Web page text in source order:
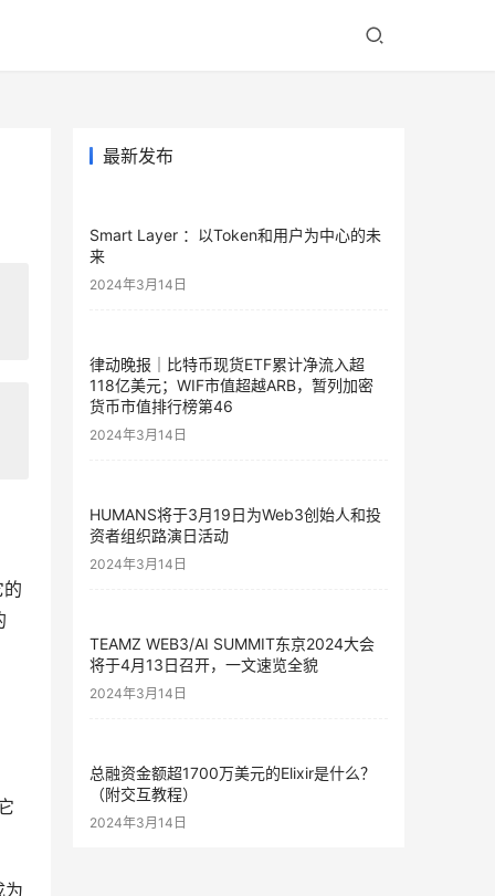
为
最新发布
Smart Layer ：以Token和用户为中心的未
来
2024年3月14日
律动晚报｜比特币现货ETF累计净流入超
118亿美元；WIF市值超越ARB，暂列加密
货币市值排行榜第46
2024年3月14日
HUMANS将于3月19日为Web3创始人和投
资者组织路演日活动
2024年3月14日
TEAMZ WEB3/AI SUMMIT东京2024大会
将于4月13日召开，一文速览全貌
2024年3月14日
总融资金额超1700万美元的Elixir是什么？
（附交互教程）
2024年3月14日